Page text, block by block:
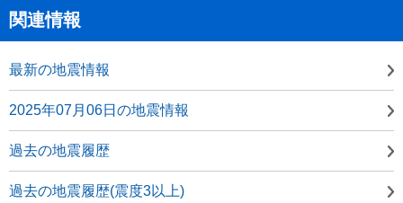
関連情報
最新の地震情報
2025年07月06日の地震情報
過去の地震履歴
過去の地震履歴(震度3以上)